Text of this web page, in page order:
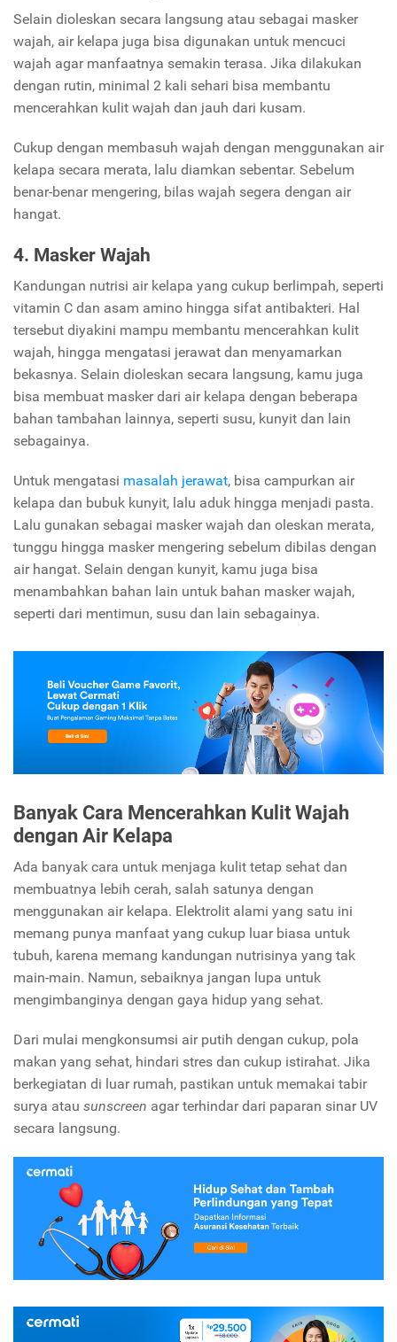
Selain dioleskan secara langsung atau sebagai masker
wajah, air kelapa juga bisa digunakan untuk mencuci
wajah agar manfaatnya semakin terasa. Jika dilakukan
dengan rutin, minimal 2 kali sehari bisa membantu
mencerahkan kulit wajah dan jauh dari kusam.
Cukup dengan membasuh wajah dengan menggunakan air
kelapa secara merata, lalu diamkan sebentar. Sebelum
benar-benar mengering, bilas wajah segera dengan air
hangat.
4. Masker Wajah
Kandungan nutrisi air kelapa yang cukup berlimpah, seperti
vitamin C dan asam amino hingga sifat antibakteri. Hal
tersebut diyakini mampu membantu mencerahkan kulit
wajah, hingga mengatasi jerawat dan menyamarkan
bekasnya. Selain dioleskan secara langsung, kamu juga
bisa membuat masker dari air kelapa dengan beberapa
bahan tambahan lainnya, seperti susu, kunyit dan lain
sebagainya.
Untuk mengatasi masalah jerawat, bisa campurkan air
kelapa dan bubuk kunyit, lalu aduk hingga menjadi pasta.
Lalu gunakan sebagai masker wajah dan oleskan merata,
tunggu hingga masker mengering sebelum dibilas dengan
air hangat. Selain dengan kunyit, kamu juga bisa
menambahkan bahan lain untuk bahan masker wajah,
seperti dari mentimun, susu dan lain sebagainya.
Banyak Cara Mencerahkan Kulit Wajah
dengan Air Kelapa
Ada banyak cara untuk menjaga kulit tetap sehat dan
membuatnya lebih cerah, salah satunya dengan
menggunakan air kelapa. Elektrolit alami yang satu ini
memang punya manfaat yang cukup luar biasa untuk
tubuh, karena memang kandungan nutrisinya yang tak
main-main. Namun, sebaiknya jangan lupa untuk
mengimbanginya dengan gaya hidup yang sehat.
Dari mulai mengkonsumsi air putih dengan cukup, pola
makan yang sehat, hindari stres dan cukup istirahat. Jika
berkegiatan di luar rumah, pastikan untuk memakai tabir
surya atau sunscreen agar terhindar dari paparan sinar UV
secara langsung.